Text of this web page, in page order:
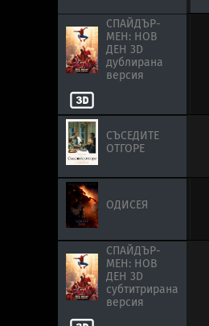
СПАЙДЪР-
МЕН: НОВ
ДЕН 3D
дублирана
версия
СПАЙДЪР-
МЕН: НОВ
ДЕН 3D
дублирана
версия
СЪСЕДИТЕ
ОТГОРЕ
СЪСЕДИТЕ
ОТГОРЕ
ОДИСЕЯ
ОДИСЕЯ
СПАЙДЪР-
МЕН: НОВ
ДЕН 3D
субтитрирана
версия
СПАЙДЪР-
МЕН: НОВ
ДЕН 3D
субтитрирана
версия